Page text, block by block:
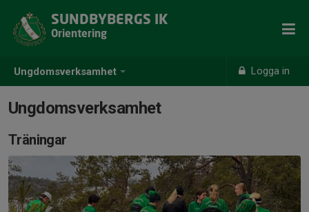
Ungdomsverksamhet Logga in
SUNDBYBERGS IK
Orientering
Ungdomsverksamhet
Träningar